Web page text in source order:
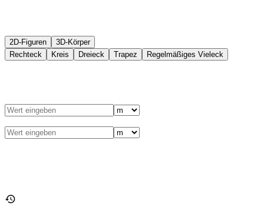
2D-Figuren
3D-Körper
Rechteck
Kreis Dreieck Trapez Regelmäßiges Vieleck